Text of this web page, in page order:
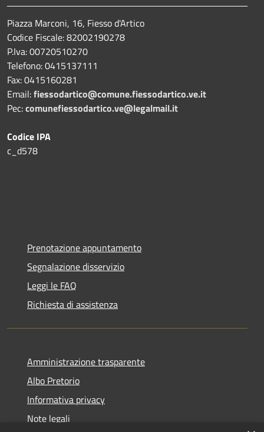
Piazza Marconi, 16, Fiesso d'Artico
Codice Fiscale: 82002190278
P.Iva: 00720510270
Telefono:0415137111
Fax:0415160281
Email:fiessodartico@comune.fiessodartico.ve.it
Pec:comunefiessodartico.ve@legalmail.it
Codice IPA
c_d578
Prenotazione appuntamento
Segnalazione disservizio
Leggi le FAQ
Richiesta di assistenza
Amministrazione trasparente
Albo Pretorio
Informativa privacy
Note legali